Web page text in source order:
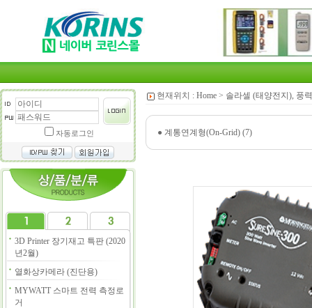
자동로그인
3D Printer 장기재고 특판 (2020
년2월)
열화상카메라 (진단용)
MYWATT 스마트 전력 측정로
거
현재위치 : Home > 솔라셀 (태양전지), 풍
● 계통연계형(On-Grid) (7)